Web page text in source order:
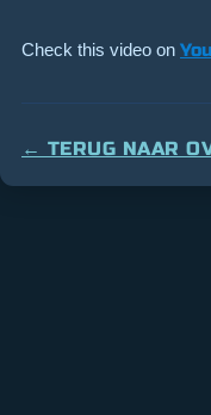
Check this video on
← TERUG NAAR